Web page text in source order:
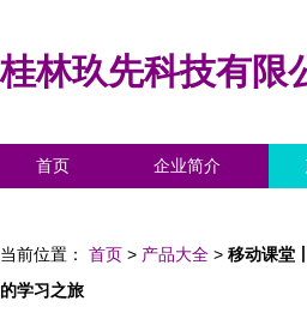
桂林玖先科技有限
首页 企业简介
当前位置： 首页 > 产品大全 > 移动课堂
的学习之旅